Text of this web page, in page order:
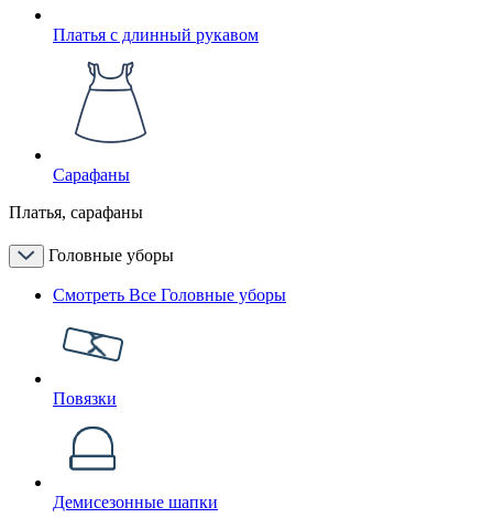
Платья с длинный рукавом
Сарафаны
Платья, сарафаны
Головные уборы
Смотреть Все Головные уборы
Повязки
Демисезонные шапки